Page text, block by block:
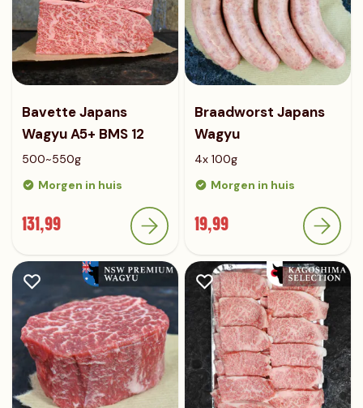
Bavette Japans
Wagyu A5+ BMS 12
500~550g
Morgen in huis
131,99
Braadworst Japans
Wagyu
4x 100g
Morgen in huis
19,99